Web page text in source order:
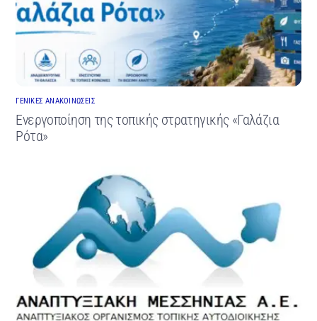
ΓΕΝΙΚΕΣ ΑΝΑΚΟΙΝΩΣΕΙΣ
Ενεργοποίηση της τοπικής στρατηγικής «Γαλάζια
Ρότα»